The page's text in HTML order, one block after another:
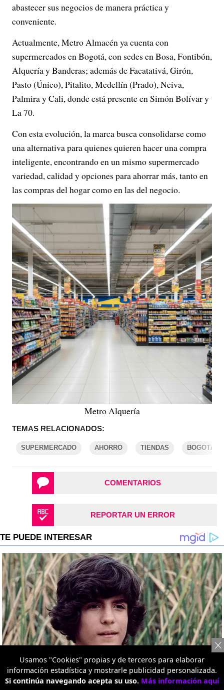
abastecer sus negocios de manera práctica y
conveniente.
Actualmente, Metro Almacén ya cuenta con
supermercados en Bogotá, con sedes en Bosa, Fontibón,
Alquería y Banderas; además de Facatativá, Girón,
Pasto (Único), Pitalito, Medellín (Prado), Neiva,
Palmira y Cali, donde está presente en Simón Bolívar y
La 70.
Con esta evolución, la marca busca consolidarse como
una alternativa para quienes quieren hacer una compra
inteligente, encontrando en un mismo supermercado
variedad, calidad y opciones para ahorrar más, tanto en
las compras del hogar como en las del negocio.
Metro Alquería
TEMAS RELACIONADOS:
SUPERMERCADO AHORRO TIENDAS BOGOTÁ
COMENTARIOS
REPORTAR UN ERROR
Usamos "Cookies" propias y de terceros para elaborar
información estadística y mostrarle publicidad personalizada.
Si continúa navegando acepta su uso. Más información aquí